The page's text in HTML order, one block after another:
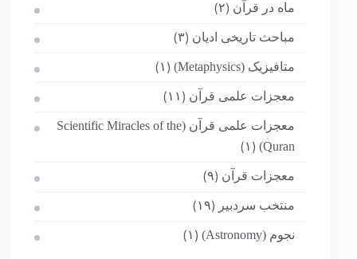
ماه در قرآن (۲)
مباحث تاریخی ادیان (۳)
متافیزیک (Metaphysics) (۱)
معجزات علمی قرآن (۱۱)
معجزات علمی قرآن (Scientific Miracles of the
Quran)
(۱)
معجزات قرآن (۹)
منتخب سردبیر (۱۹)
نجوم (Astronomy) (۱)